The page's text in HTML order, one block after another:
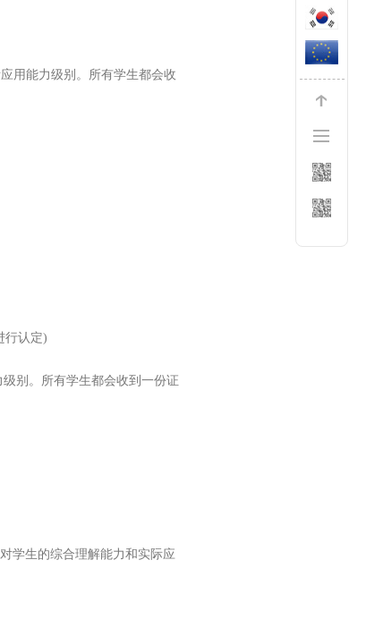
用能力级别。所有学生都会收
行认定)
别。所有学生都会收到一份证
学生的综合理解能力和实际应